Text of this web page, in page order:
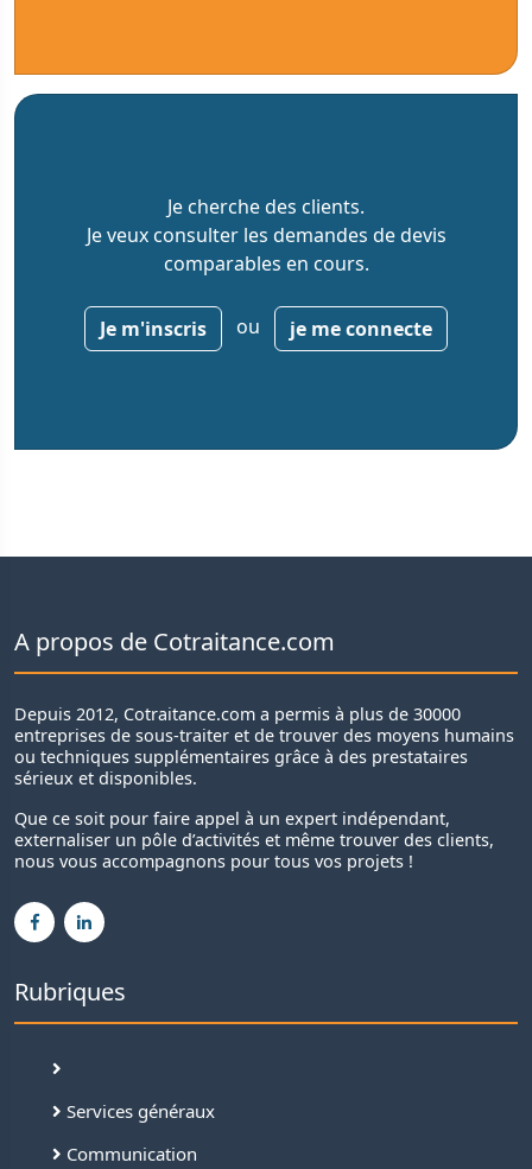
Je cherche des clients.
Je veux consulter les demandes de devis
comparables en cours.
Je m'inscris ou je me connecte
A propos de Cotraitance.com
Depuis 2012, Cotraitance.com a permis à plus de 30000
entreprises de sous-traiter et de trouver des moyens humains
ou techniques supplémentaires grâce à des prestataires
sérieux et disponibles.
Que ce soit pour faire appel à un expert indépendant,
externaliser un pôle d’activités et même trouver des clients,
nous vous accompagnons pour tous vos projets !
Rubriques
Services généraux
Communication